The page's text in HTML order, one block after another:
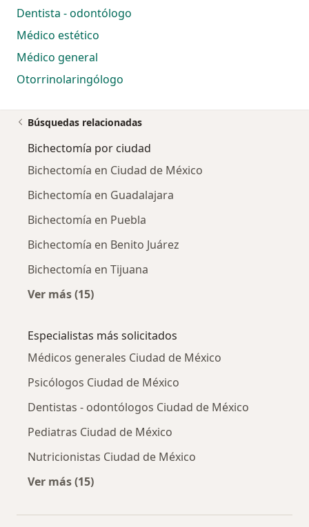
Dentista - odontólogo
Médico estético
Médico general
Otorrinolaringólogo
Búsquedas relacionadas
Bichectomía por ciudad
Bichectomía en Ciudad de México
Bichectomía en Guadalajara
Bichectomía en Puebla
Bichectomía en Benito Juárez
Bichectomía en Tijuana
Ver más (15)
Especialistas más solicitados
Médicos generales Ciudad de México
Psicólogos Ciudad de México
Dentistas - odontólogos Ciudad de México
Pediatras Ciudad de México
Nutricionistas Ciudad de México
Ver más (15)